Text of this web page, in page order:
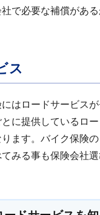
で必要な補償があ
ス
はロードサービス
に提供しているロ
ます。バイク保険
みる事も保険会社